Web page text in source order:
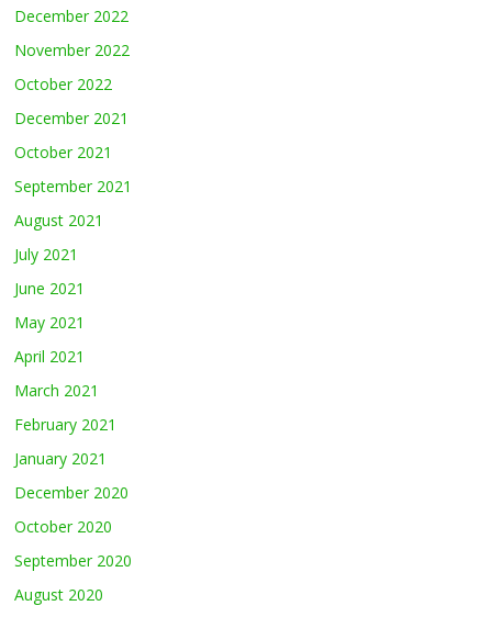
December 2022
November 2022
October 2022
December 2021
October 2021
September 2021
August 2021
July 2021
June 2021
May 2021
April 2021
March 2021
February 2021
January 2021
December 2020
October 2020
September 2020
August 2020